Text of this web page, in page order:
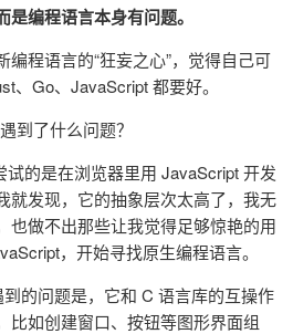
编程语言本身有问题。
程语言的“狂妄之心”，觉得自己可
、Go、JavaScript 都要好。
到了什么问题？
试的是在浏览器里用 JavaScript 开发
就发现，它的抽象层次太高了，我无
也做不出那些让我觉得足够惊艳的用
，开始寻找原生编程语言。
的问题是，它和 C 语言库的互操作
比如创建窗口、按钮等图形界面组